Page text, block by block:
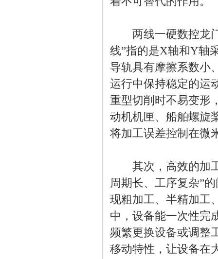
两线一硬数控龙门
线”指的是X轴和Y轴
导轨具有摩擦系数小
运行中保持稳定的运
重型切削时不易变形
动机机匣、船舶螺旋
将加工误差控制在微
其次，高效的加工
周期长、工序复杂”
现粗加工、半精加工
中，设备能一次性完
频繁更换设备或调整
移动特性，让设备在